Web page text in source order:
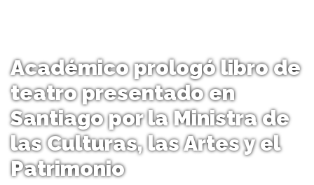
Académico prologó libro de
teatro presentado en
Santiago por la Ministra de
las Culturas, las Artes y el
Patrimonio